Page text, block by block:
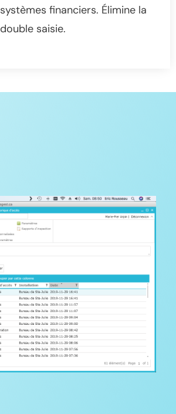
systèmes financiers. Élimine la
double saisie.